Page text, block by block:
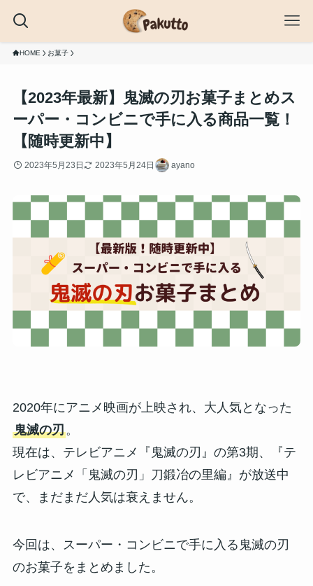
HOME お菓子
【2023年最新】鬼滅の刃お菓子まとめス
ーパー・コンビニで手に入る商品一覧！
【随時更新中】
2023年5月23日 2023年5月24日 ayano
2020年にアニメ映画が上映され、大人気となった
鬼滅の刃。
現在は、テレビアニメ『鬼滅の刃』の第3期、『テ
レビアニメ「鬼滅の刃」刀鍛冶の里編』が放送中
で、まだまだ人気は衰えません。
今回は、スーパー・コンビニで手に入る鬼滅の刃
のお菓子をまとめました。